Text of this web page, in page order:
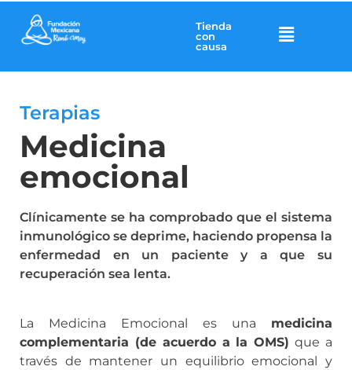
Tienda
con
causa
Terapias
Medicina
emocional
Clínicamente se ha comprobado que el sistema
inmunológico se deprime, haciendo propensa la
enfermedad en un paciente y a que su
recuperación sea lenta.
La Medicina Emocional es una medicina
complementaria (de acuerdo a la OMS) que a
través de mantener un equilibrio emocional y